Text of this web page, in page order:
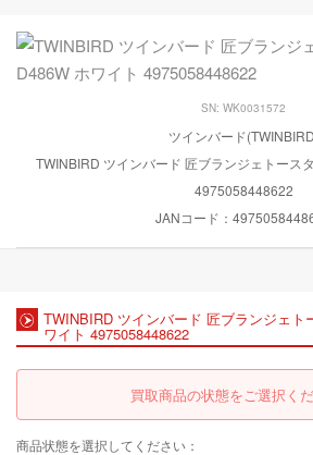
SN: WK0031572
ツインバード
TWINBIRD ツインバード 匠ブランジェトース
4975058448622
JANコード：
TWINBIRD ツインバード 匠ブランジェト
ワイト 4975058448622
買取商品の状態をご選択くだ
商品状態を選択してください：